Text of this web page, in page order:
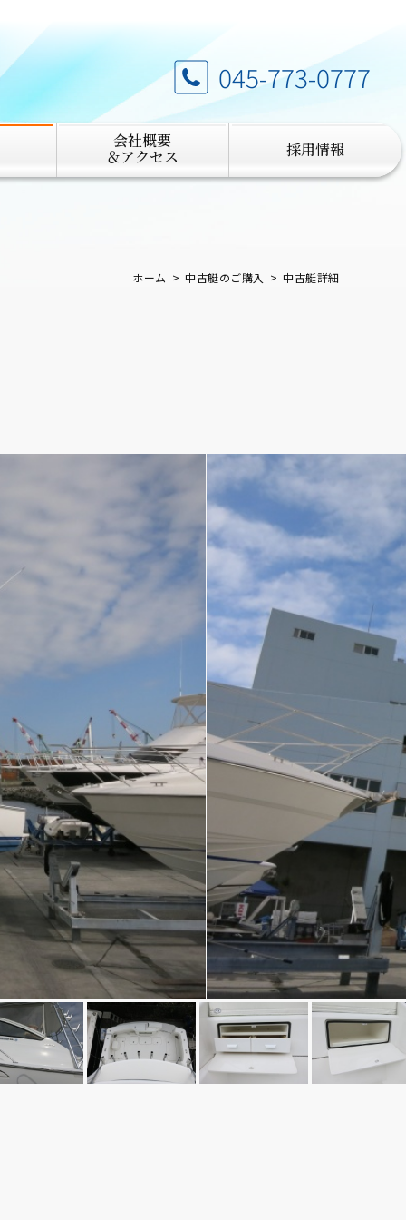
045-773-0777
会社概要
＆アクセス 採用情報
ホーム 中古艇のご購入 中古艇詳細